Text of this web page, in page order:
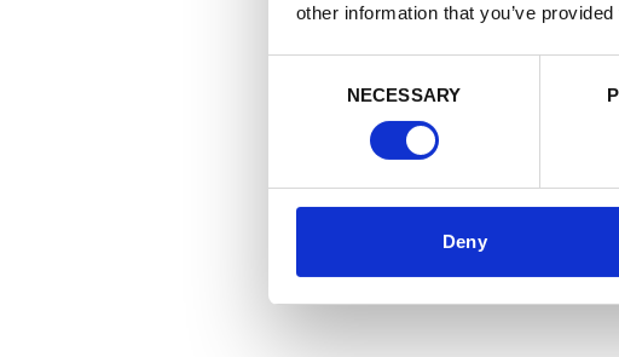
other information that you’ve
NECESSARY
Deny